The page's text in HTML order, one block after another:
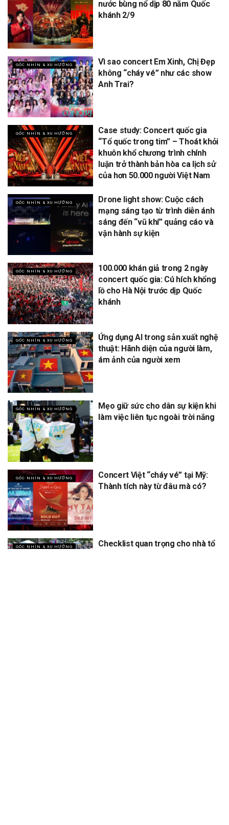
nước bùng nổ dịp 80 năm Quốc
khánh 2/9
GÓC NHÌN & XU HƯỚNG
Vì sao concert Em Xinh, Chị Đẹp
không “cháy vé” như các show
Anh Trai?
GÓC NHÌN & XU HƯỚNG
Case study: Concert quốc gia
“Tổ quốc trong tim” – Thoát khỏi
khuôn khổ chương trình chính
luận trở thành bản hòa ca lịch sử
của hơn 50.000 người Việt Nam
GÓC NHÌN & XU HƯỚNG
Drone light show: Cuộc cách
mạng sáng tạo từ trình diễn ánh
sáng đến “vũ khí” quảng cáo và
vận hành sự kiện
GÓC NHÌN & XU HƯỚNG
100.000 khán giả trong 2 ngày
concert quốc gia: Cú hích khổng
lồ cho Hà Nội trước dịp Quốc
khánh
GÓC NHÌN & XU HƯỚNG
Ứng dụng AI trong sản xuất nghệ
thuật: Hãnh diện của người làm,
ám ảnh của người xem
GÓC NHÌN & XU HƯỚNG
Mẹo giữ sức cho dân sự kiện khi
làm việc liên tục ngoài trời nắng
GÓC NHÌN & XU HƯỚNG
Concert Việt “cháy vé” tại Mỹ:
Thành tích này từ đâu mà có?
GÓC NHÌN & XU HƯỚNG
Checklist quan trọng cho nhà tổ